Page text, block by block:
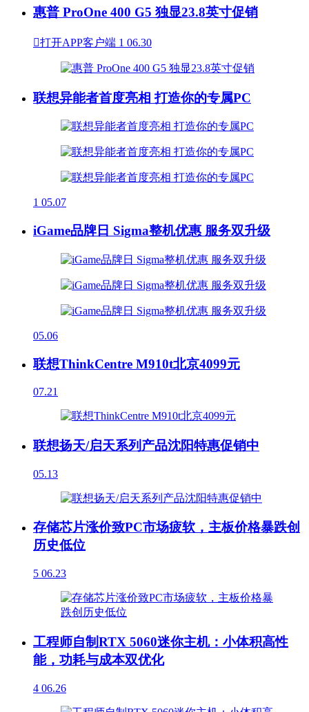
惠普 ProOne 400 G5 独显23.8英寸促销
打开APP客户端 1 06.30
联想异能者首度亮相 打造你的专属PC
1 05.07
iGame品牌日 Sigma整机优惠 服务双升级
05.06
联想ThinkCentre M910t北京4099元
07.21
联想扬天/启天系列产品沈阳特惠促销中
05.13
存储芯片涨价致PC市场疲软，主板价格暴跌创
历史低位
5 06.23
工程师自制RTX 5060迷你主机：小体积高性
能，功耗与成本双优化
4 06.26